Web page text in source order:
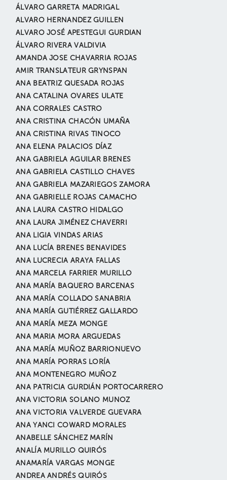
ÁLVARO GARRETA MADRIGAL
ALVARO HERNANDEZ GUILLEN
ALVARO JOSÉ APESTEGUI GURDIAN
ÁLVARO RIVERA VALDIVIA
AMANDA JOSE CHAVARRIA ROJAS
AMIR TRANSLATEUR GRYNSPAN
ANA BEATRIZ QUESADA ROJAS
ANA CATALINA OVARES ULATE
ANA CORRALES CASTRO
ANA CRISTINA CHACÓN UMAÑA
ANA CRISTINA RIVAS TINOCO
ANA ELENA PALACIOS DÍAZ
ANA GABRIELA AGUILAR BRENES
ANA GABRIELA CASTILLO CHAVES
ANA GABRIELA MAZARIEGOS ZAMORA
ANA GABRIELLE ROJAS CAMACHO
ANA LAURA CASTRO HIDALGO
ANA LAURA JIMÉNEZ CHAVERRI
ANA LIGIA VINDAS ARIAS
ANA LUCÍA BRENES BENAVIDES
ANA LUCRECIA ARAYA FALLAS
ANA MARCELA FARRIER MURILLO
ANA MARÍA BAQUERO BARCENAS
ANA MARÍA COLLADO SANABRIA
ANA MARÍA GUTIÉRREZ GALLARDO
ANA MARÍA MEZA MONGE
ANA MARIA MORA ARGUEDAS
ANA MARÍA MUÑOZ BARRIONUEVO
ANA MARÍA PORRAS LORÍA
ANA MONTENEGRO MUÑOZ
ANA PATRICIA GURDIÁN PORTOCARRERO
ANA VICTORIA SOLANO MUNOZ
ANA VICTORIA VALVERDE GUEVARA
ANA YANCI COWARD MORALES
ANABELLE SÁNCHEZ MARÍN
ANALÍA MURILLO QUIRÓS
ANAMARÍA VARGAS MONGE
ANDREA ANDRÉS QUIRÓS